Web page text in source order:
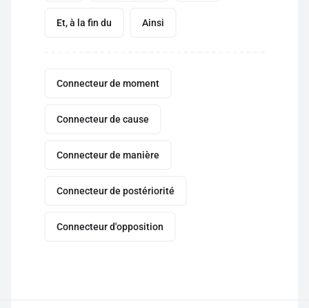
Et, à la fin du Ainsi
Connecteur de moment
Connecteur de cause
Connecteur de manière
Connecteur de postériorité
Connecteur d'opposition